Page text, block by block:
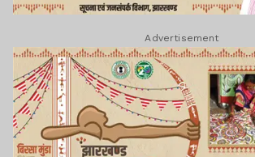
Advertisement